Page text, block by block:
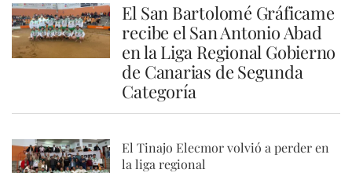
El San Bartolomé Gráficame
recibe el San Antonio Abad
en la Liga Regional Gobierno
de Canarias de Segunda
Categoría
El Tinajo Elecmor volvió a perder en
la liga regional